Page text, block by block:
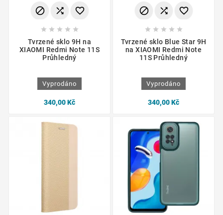
  
    
Tvrzené sklo 9H na
XIAOMI Redmi Note 11S
Průhledný
Vyprodáno
340,00 Kč
  
    
Tvrzené sklo Blue Star 9H
na XIAOMI Redmi Note
11S Průhledný
Vyprodáno
340,00 Kč